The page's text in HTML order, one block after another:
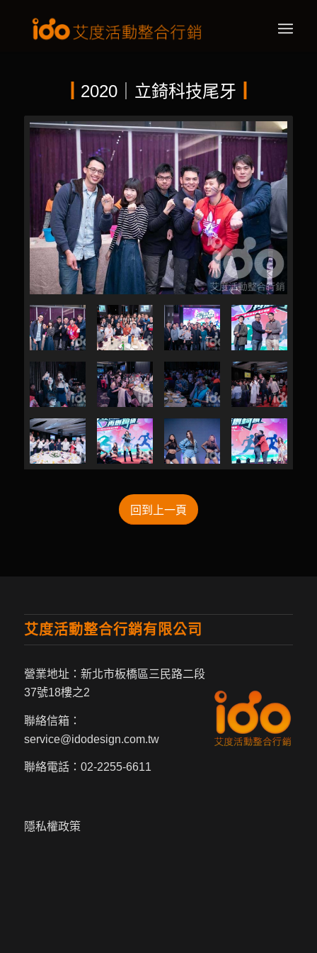
2020｜立錡科技尾牙
回到上一頁
艾度活動整合行銷有限公司
營業地址：新北市板橋區三民路二段
37號18樓之2
聯絡信箱：
service@idodesign.com.tw
聯絡電話： 02-2255-6611
隱私權政策